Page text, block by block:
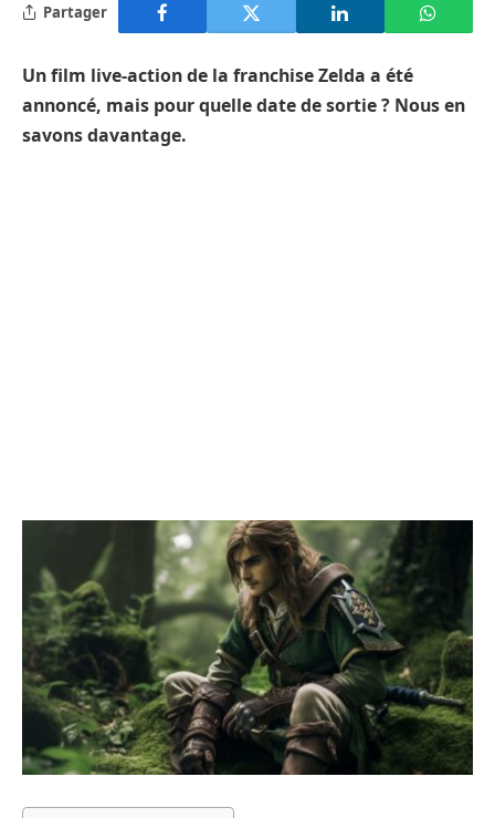
Partager
Un film live-action de la franchise Zelda a été
annoncé, mais pour quelle date de sortie ? Nous en
savons davantage.